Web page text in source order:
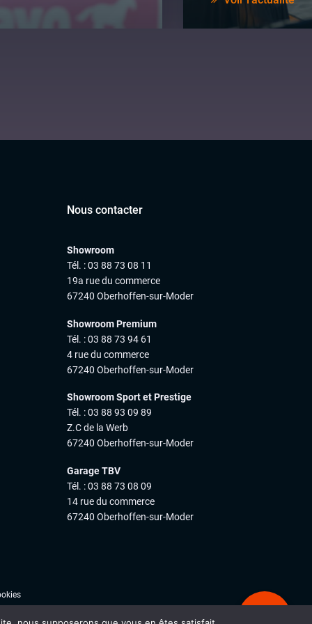
Nous contacter
Showroom
Tél. : 03 88 73 08 11
19a rue du commerce
67240 Oberhoffen-sur-Moder
Showroom Premium
Tél. : 03 88 73 94 61
4 rue du commerce
67240 Oberhoffen-sur-Moder
Showroom Sport et Prestige
Tél. : 03 88 93 09 89
Z.C de la Werb
67240 Oberhoffen-sur-Moder
Garage TBV
Tél. : 03 88 73 08 09
14 rue du commerce
67240 Oberhoffen-sur-Moder